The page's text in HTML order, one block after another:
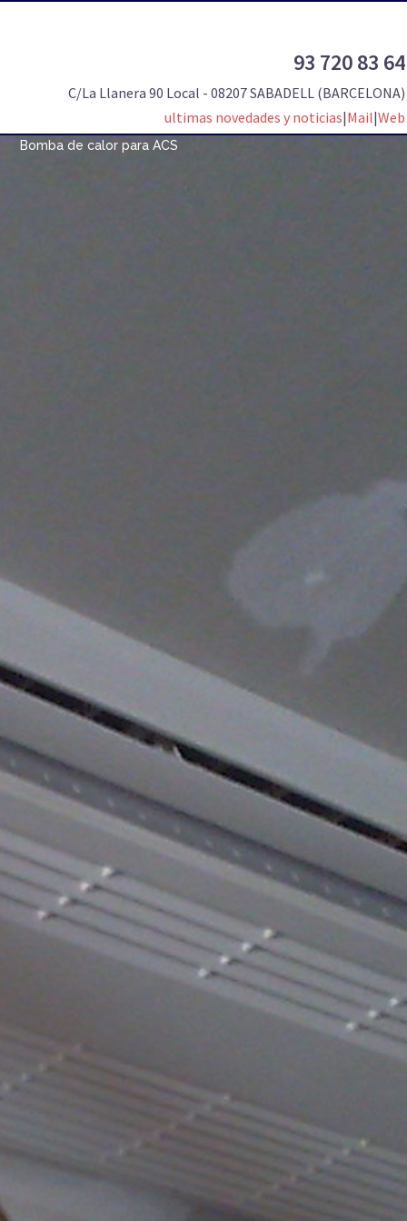
93 720 83 64
C/La Llanera 90 Local - 08207 SABADELL (BARCELONA)
Web
|
Mail
|
ultimas novedades y noticias
Bomba de calor para ACS